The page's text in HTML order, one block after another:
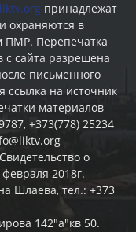
liktv.org принадлежат
охраняются в
ПМР. Перепечатка
c сайта разрешена
письменного
ссылка на источник
материалов
+373(778) 25234
о
2018г.
Шлаева, тел.: +373
142"а"кв 50.